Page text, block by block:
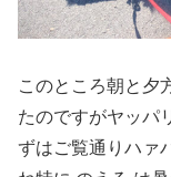
このところ朝と夕
たのですがヤッパ
ずはご覧通りハァ